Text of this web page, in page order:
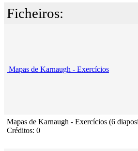
Ficheiros:
Mapas de Karnaugh - Exercícios
Mapas de Karnaugh - Exercícios (6
Créditos: 0